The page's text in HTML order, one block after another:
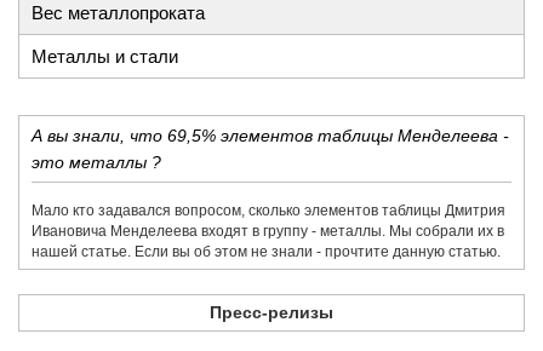
Вес металлопроката
Металлы и стали
А вы знали, что 69,5% элементов таблицы Менделеева -
это металлы ?
Мало кто задавался вопросом, сколько элементов таблицы Дмитрия
Ивановича Менделеева входят в группу - металлы. Мы собрали их в
нашей статье. Если вы об этом не знали - прочтите данную статью.
Пресс-релизы